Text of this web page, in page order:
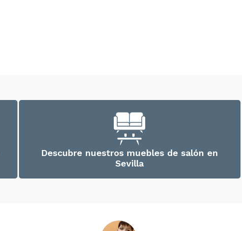
Descubre nuestros muebles de salón en
Sevilla